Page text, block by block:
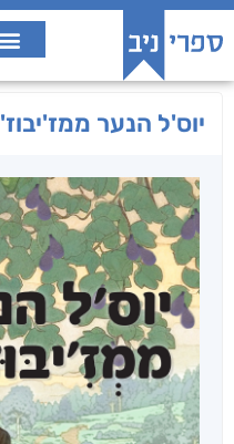
יוס'ל הנער ממז'יבוז'